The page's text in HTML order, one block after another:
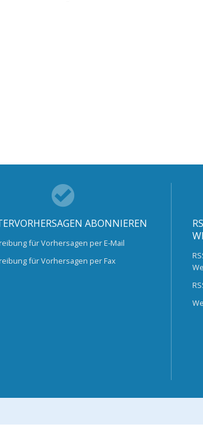
ABONNIEREN
für Vorhersagen per E-Mail
für Vorhersagen per Fax